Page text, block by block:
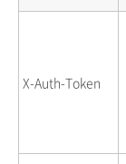
X-Auth-Token